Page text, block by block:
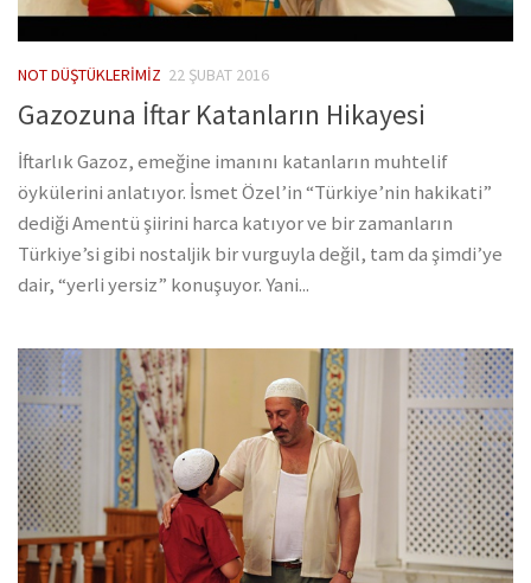
NOT DÜŞTÜKLERIMIZ 22 ŞUBAT 2016
Gazozuna İftar Katanların Hikayesi
İftarlık Gazoz, emeğine imanını katanların muhtelif
öykülerini anlatıyor. İsmet Özel’in “Türkiye’nin hakikati”
dediği Amentü şiirini harca katıyor ve bir zamanların
Türkiye’si gibi nostaljik bir vurguyla değil, tam da şimdi’ye
dair, “yerli yersiz” konuşuyor. Yani...